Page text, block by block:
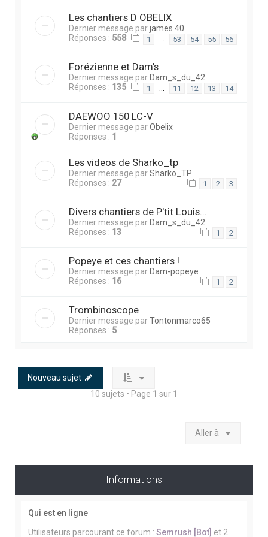
Les chantiers D OBELIX
Dernier message parjames 40
Réponses : 558 1 … 53 54 55 56
Forézienne et Dam's
Dernier message par Dam_s_du_42
Réponses : 135 1 11 12 13 14
DAEWOO 150 LC-V
Dernier message parObelix
Réponses : 1
Les videos de Sharko_tp
Dernier message parSharko_TP
Réponses : 27 1 2 3
Divers chantiers de P'tit Louis...
Dernier message par Dam_s_du_42
Réponses : 13 1 2
Popeye et ces chantiers !
Dernier message par Dam-popeye
Réponses : 16 1 2
Trombinoscope
Dernier message parTontonmarco65
Réponses : 5
Nouveau sujet
10 sujets • Page 1 sur 1
Aller à
Informations
Qui est en ligne
Utilisateurs parcourant ce forum : Semrush [Bot] et 2